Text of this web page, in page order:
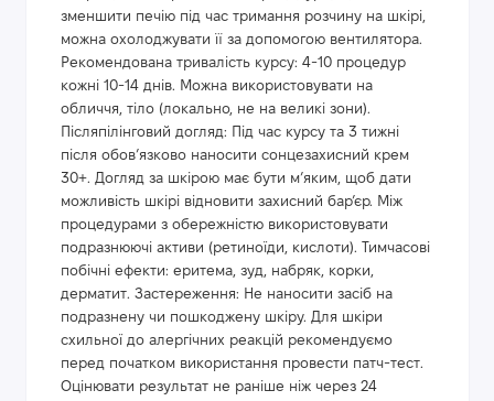
зменшити печію під час тримання розчину на шкірі,
можна охолоджувати її за допомогою вентилятора.
Рекомендована тривалість курсу: 4-10 процедур
кожні 10-14 днів. Можна використовувати на
обличчя, тіло (локально, не на великі зони).
Післяпілінговий догляд: Під час курсу та 3 тижні
після обов’язково наносити сонцезахисний крем
30+. Догляд за шкірою має бути м’яким, щоб дати
можливість шкірі відновити захисний бар’єр. Між
процедурами з обережністю використовувати
подразнюючі активи (ретиноїди, кислоти). Тимчасові
побічні ефекти: еритема, зуд, набряк, корки,
дерматит. Застереження: Не наносити засіб на
подразнену чи пошкоджену шкіру. Для шкіри
схильної до алергічних реакцій рекомендуємо
перед початком використання провести патч-тест.
Оцінювати результат не раніше ніж через 24